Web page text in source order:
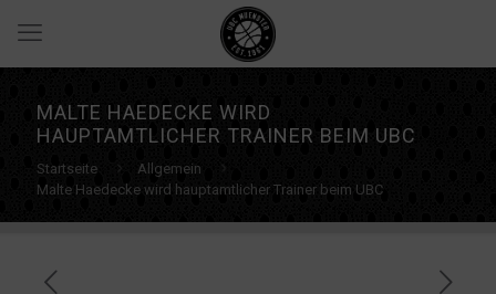
MALTE HAEDECKE WIRD
HAUPTAMTLICHER TRAINER BEIM UBC
Startseite
Allgemein
Malte Haedecke wird hauptamtlicher Trainer beim UBC